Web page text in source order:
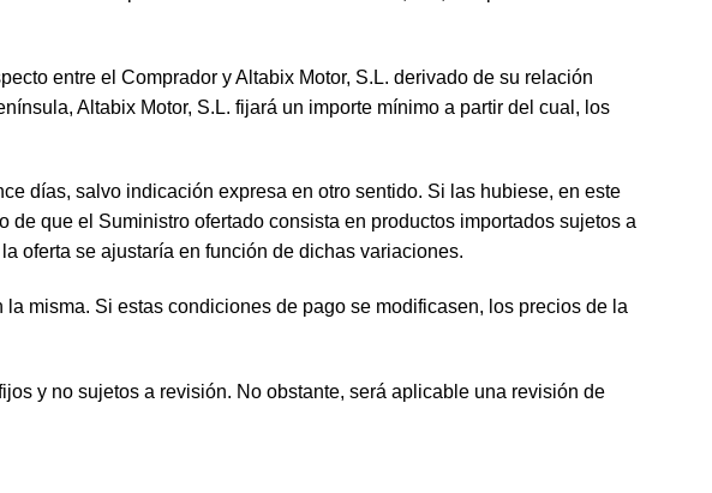
entre el Comprador y Altabix Motor, S.L. derivado de su relación
Altabix Motor, S.L. fijará un importe mínimo a partir del cual, los
días, salvo indicación expresa en otro sentido. Si las hubiese, en este
que el Suministro ofertado consista en productos importados sujetos a
oferta se ajustaría en función de dichas variaciones.
misma. Si estas condiciones de pago se modificasen, los precios de la
y no sujetos a revisión. No obstante, será aplicable una revisión de